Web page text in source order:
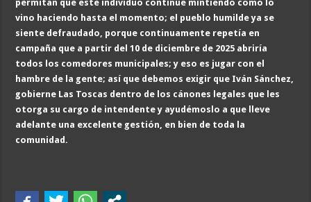
permitan que éste individuo continúe mintiendo como lo
vino haciendo hasta el momento; el pueblo humilde ya se
siente defraudado, porque continuamente repetía en
campaña que a partir del 10 de diciembre de 2025 abriría
todos los comedores municipales; y eso es jugar con el
hambre de la gente; así que debemos exigir que Iván Sánchez,
gobierne Las Toscas dentro de los cánones legales que les
otorga su cargo de intendente y ayudémoslo a que lleve
adelante una excelente gestión, en bien de toda la
comunidad.